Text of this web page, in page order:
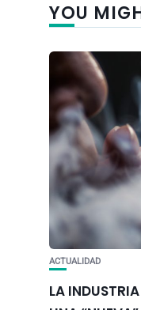
YOU
ACTUALIDAD
LA